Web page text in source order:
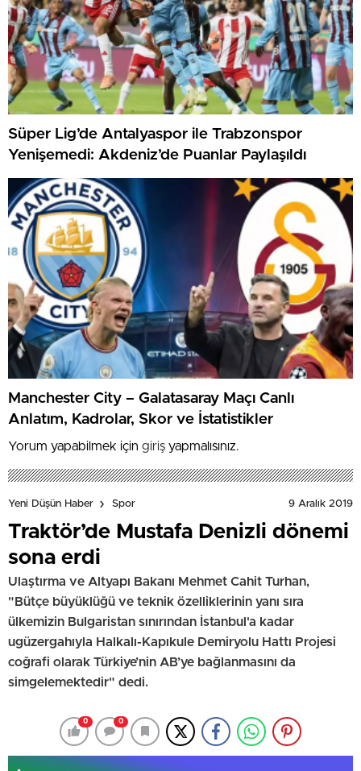
Süper Lig’de Antalyaspor ile Trabzonspor
Yenişemedi: Akdeniz’de Puanlar Paylaşıldı
Manchester City – Galatasaray Maçı Canlı
Anlatım, Kadrolar, Skor ve İstatistikler
Yorum yapabilmek için giriş yapmalısınız.
Yeni Düşün Haber Spor 9 Aralık 2019
Traktör’de Mustafa Denizli dönemi
sona erdi
Ulaştırma ve Altyapı Bakanı Mehmet Cahit Turhan,
"Bütçe büyüklüğü ve teknik özelliklerinin yanı sıra
ülkemizin Bulgaristan sınırından İstanbul'a kadar
ugüzergahıyla Halkalı-Kapıkule Demiryolu Hattı Projesi
coğrafi olarak Türkiye’nin AB’ye bağlanmasını da
simgelemektedir" dedi.
0 0